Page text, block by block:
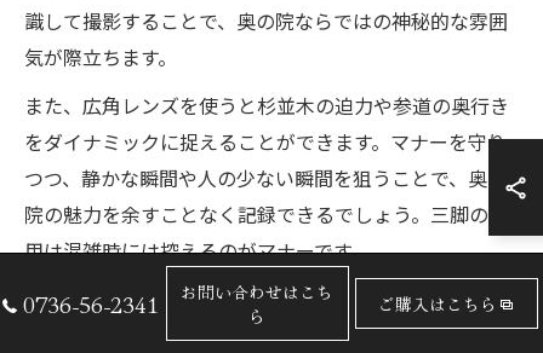
識して撮影することで、奥の院ならではの神秘的な雰囲
気が際立ちます。
また、広角レンズを使うと杉並木の迫力や参道の奥行き
をダイナミックに捉えることができます。マナーを守り
つつ、静かな瞬間や人の少ない瞬間を狙うことで、奥の
院の魅力を余すことなく記録できるでしょう。三脚の使
用は混雑時には控えるのがマナーです。
実際に訪れた方からは「早朝の霧に包まれた参道を撮影
することで、幻想的な写真が撮れた」という声も多く聞
0736-56-2341
お問い合わせはこち
ら
ご購入はこちら